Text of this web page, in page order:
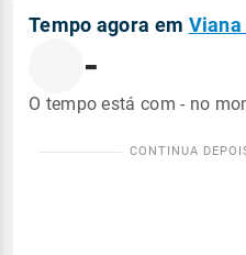
Tempo agora em Viana
-
O tempo está com - no